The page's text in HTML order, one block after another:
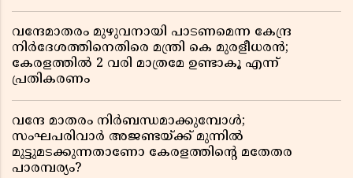
വന്ദേമാതരം മുഴുവനായി പാടണമെന്ന കേന്ദ്ര
നിർദേശത്തിനെതിരെ മന്ത്രി കെ മുരളീധരൻ;
കേരളത്തിൽ 2 വരി മാത്രമേ ഉണ്ടാകൂ എന്ന്
പ്രതികരണം
വന്ദേ മാതരം നിർബന്ധമാക്കുമ്പോൾ;
സംഘപരിവാർ അജണ്ടയ്ക്ക് മുന്നിൽ
മുട്ടുമടക്കുന്നതാണോ കേരളത്തിന്റെ മതേതര
പാരമ്പര്യം?